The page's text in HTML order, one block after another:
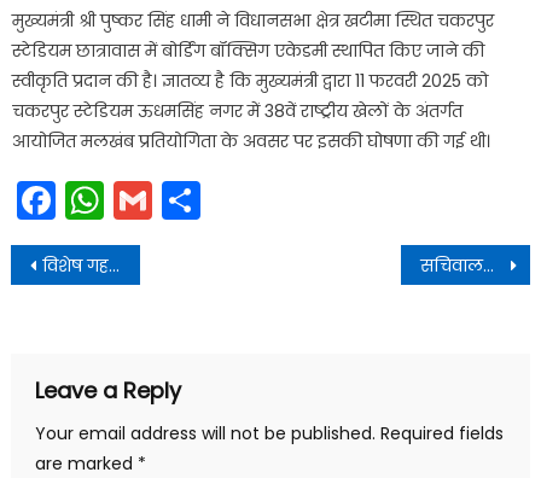
मुख्यमंत्री श्री पुष्कर सिंह धामी ने विधानसभा क्षेत्र खटीमा स्थित चकरपुर
स्टेडियम छात्रावास में बोर्डिंग बॉक्सिग एकेडमी स्थापित किए जाने की
स्वीकृति प्रदान की है। ज्ञातव्य है कि मुख्यमंत्री द्वारा 11 फरवरी 2025 को
चकरपुर स्टेडियम ऊधमसिंह नगर में 38वें राष्ट्रीय खेलों के अंतर्गत
आयोजित मलखंब प्रतियोगिता के अवसर पर इसकी घोषणा की गई थी।
Facebook
WhatsApp
Gmail
Post
navigation
विशेष गहन पुनरीक्षण अभियान में सात जनपदों के BLOs का उत्कृष्ट प्रदर्शन सचिवालय प्रदेश की शासन व्यवस्था की आत्मा और जनविश्वास का केंद्र : मुख्यमंत्री
Leave a Reply
Your email address will not be published. Required fields
are marked *